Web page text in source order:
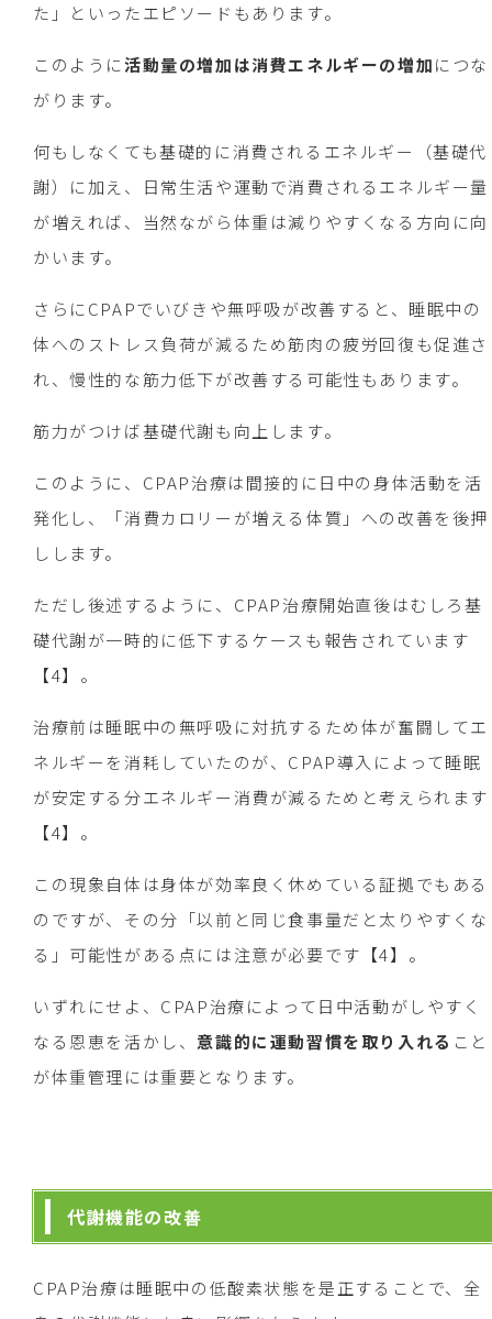
た」といったエピソードもあります。
このように活動量の増加は消費エネルギーの増加につな
がります。
何もしなくても基礎的に消費されるエネルギー（基礎代
謝）に加え、日常生活や運動で消費されるエネルギー量
が増えれば、当然ながら体重は減りやすくなる方向に向
かいます。
さらにCPAPでいびきや無呼吸が改善すると、睡眠中の
体へのストレス負荷が減るため筋肉の疲労回復も促進さ
れ、慢性的な筋力低下が改善する可能性もあります。
筋力がつけば基礎代謝も向上します。
このように、CPAP治療は間接的に日中の身体活動を活
発化し、「消費カロリーが増える体質」への改善を後押
しします。
ただし後述するように、CPAP治療開始直後はむしろ基
礎代謝が一時的に低下するケースも報告されています
【4】。
治療前は睡眠中の無呼吸に対抗するため体が奮闘してエ
ネルギーを消耗していたのが、CPAP導入によって睡眠
が安定する分エネルギー消費が減るためと考えられます
【4】。
この現象自体は身体が効率良く休めている証拠でもある
のですが、その分「以前と同じ食事量だと太りやすくな
る」可能性がある点には注意が必要です【4】。
いずれにせよ、CPAP治療によって日中活動がしやすく
なる恩恵を活かし、 意識的に運動習慣を取り入れる こと
が体重管理には重要となります。
代謝機能の改善
CPAP治療は睡眠中の低酸素状態を是正することで、全